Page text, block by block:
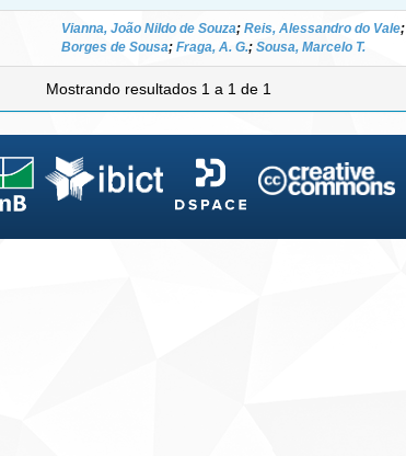
Vianna, João Nildo de Souza; Reis, Alessandro do Vale;
Borges de Sousa; Fraga, A. G.; Sousa, Marcelo T.
Mostrando resultados 1 a 1 de 1